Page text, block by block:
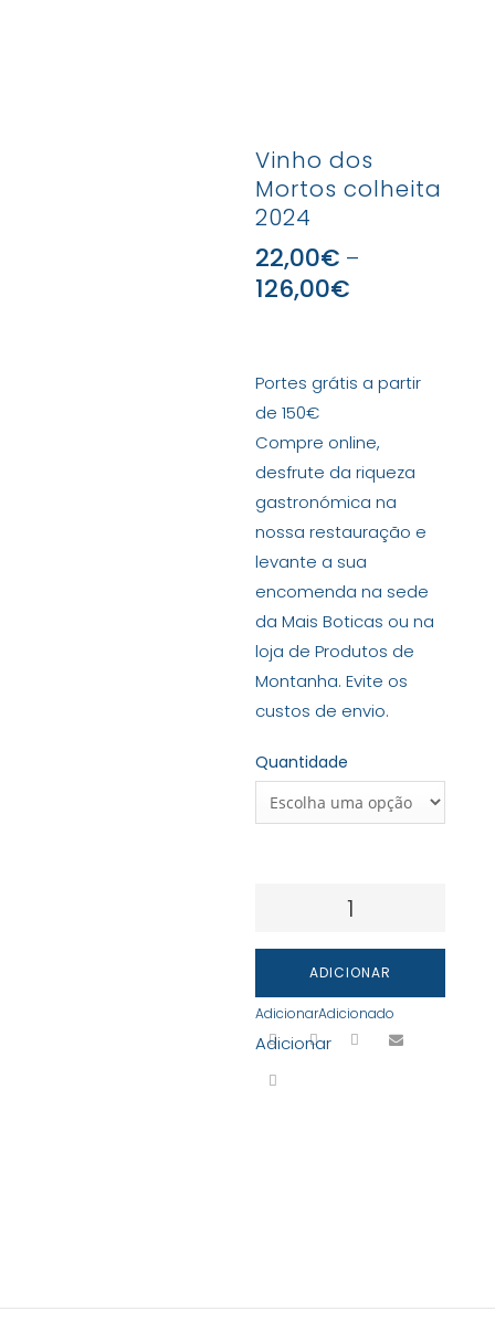
Vinho dos
Mortos colheita
2024
22,00€ –
126,00€
Portes grátis a partir
de 150€
Compre online,
desfrute da riqueza
gastronómica na
nossa restauração e
levante a sua
encomenda na sede
da Mais Boticas ou na
loja de Produtos de
Montanha. Evite os
custos de envio.
Quantidade
Quantidade
Mortos
colheita
2024
ADICIONAR
AdicionarAdicionado
Adicionar